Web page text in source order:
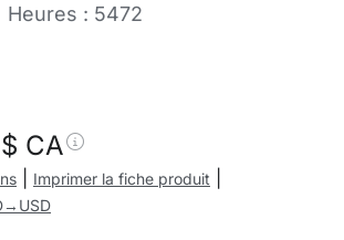
Heures : 5472
$ CA
Imprimer la fiche produit